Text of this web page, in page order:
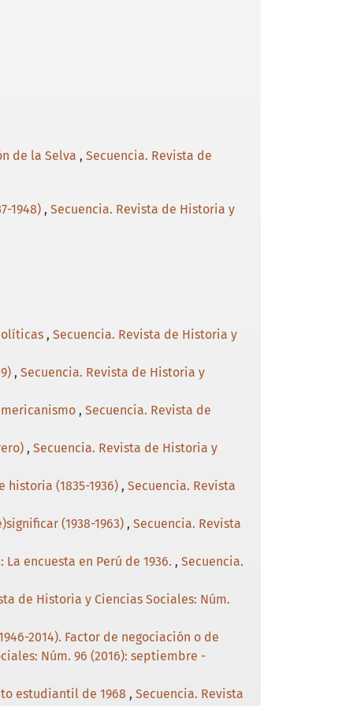
de la Selva , Secuencia. Revista de
1948) , Secuencia. Revista de Historia y
, Secuencia. Revista de Historia y
, Secuencia. Revista de Historia y
, Secuencia. Revista de
, Secuencia. Revista de Historia y
historia (1835-1936) , Secuencia. Revista
(1938-1963) , Secuencia. Revista
encuesta en Perú de 1936. , Secuencia.
de Historia y Ciencias Sociales: Núm.
2014). Factor de negociación o de
Núm. 96 (2016): septiembre -
estudiantil de 1968 , Secuencia. Revista